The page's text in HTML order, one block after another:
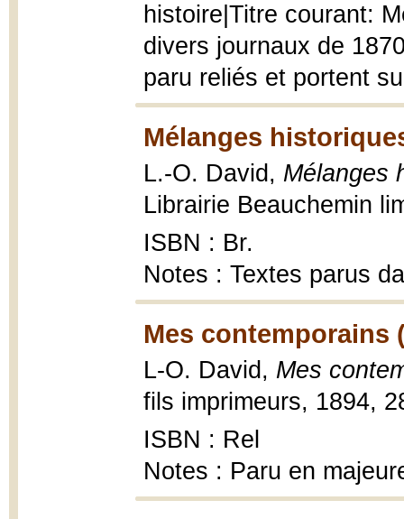
histoire|Titre courant:
divers journaux de
paru reliés et portent
Mélanges
L.-O. David, Mélanges
Librairie Beauchemin
ISBN : Br.
Notes : Textes parus
Mes contemporains
L-O. David, Mes
fils imprimeurs, 1894,
ISBN : Rel
Notes : Paru en